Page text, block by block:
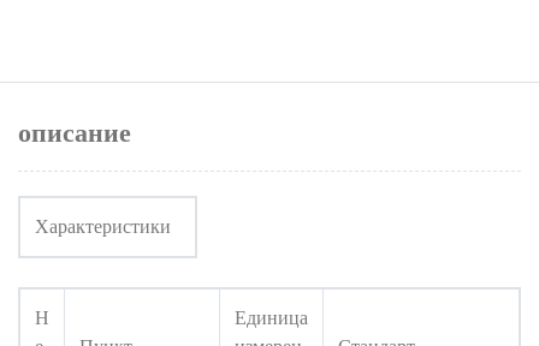
описание
Характеристики
Н
Единица